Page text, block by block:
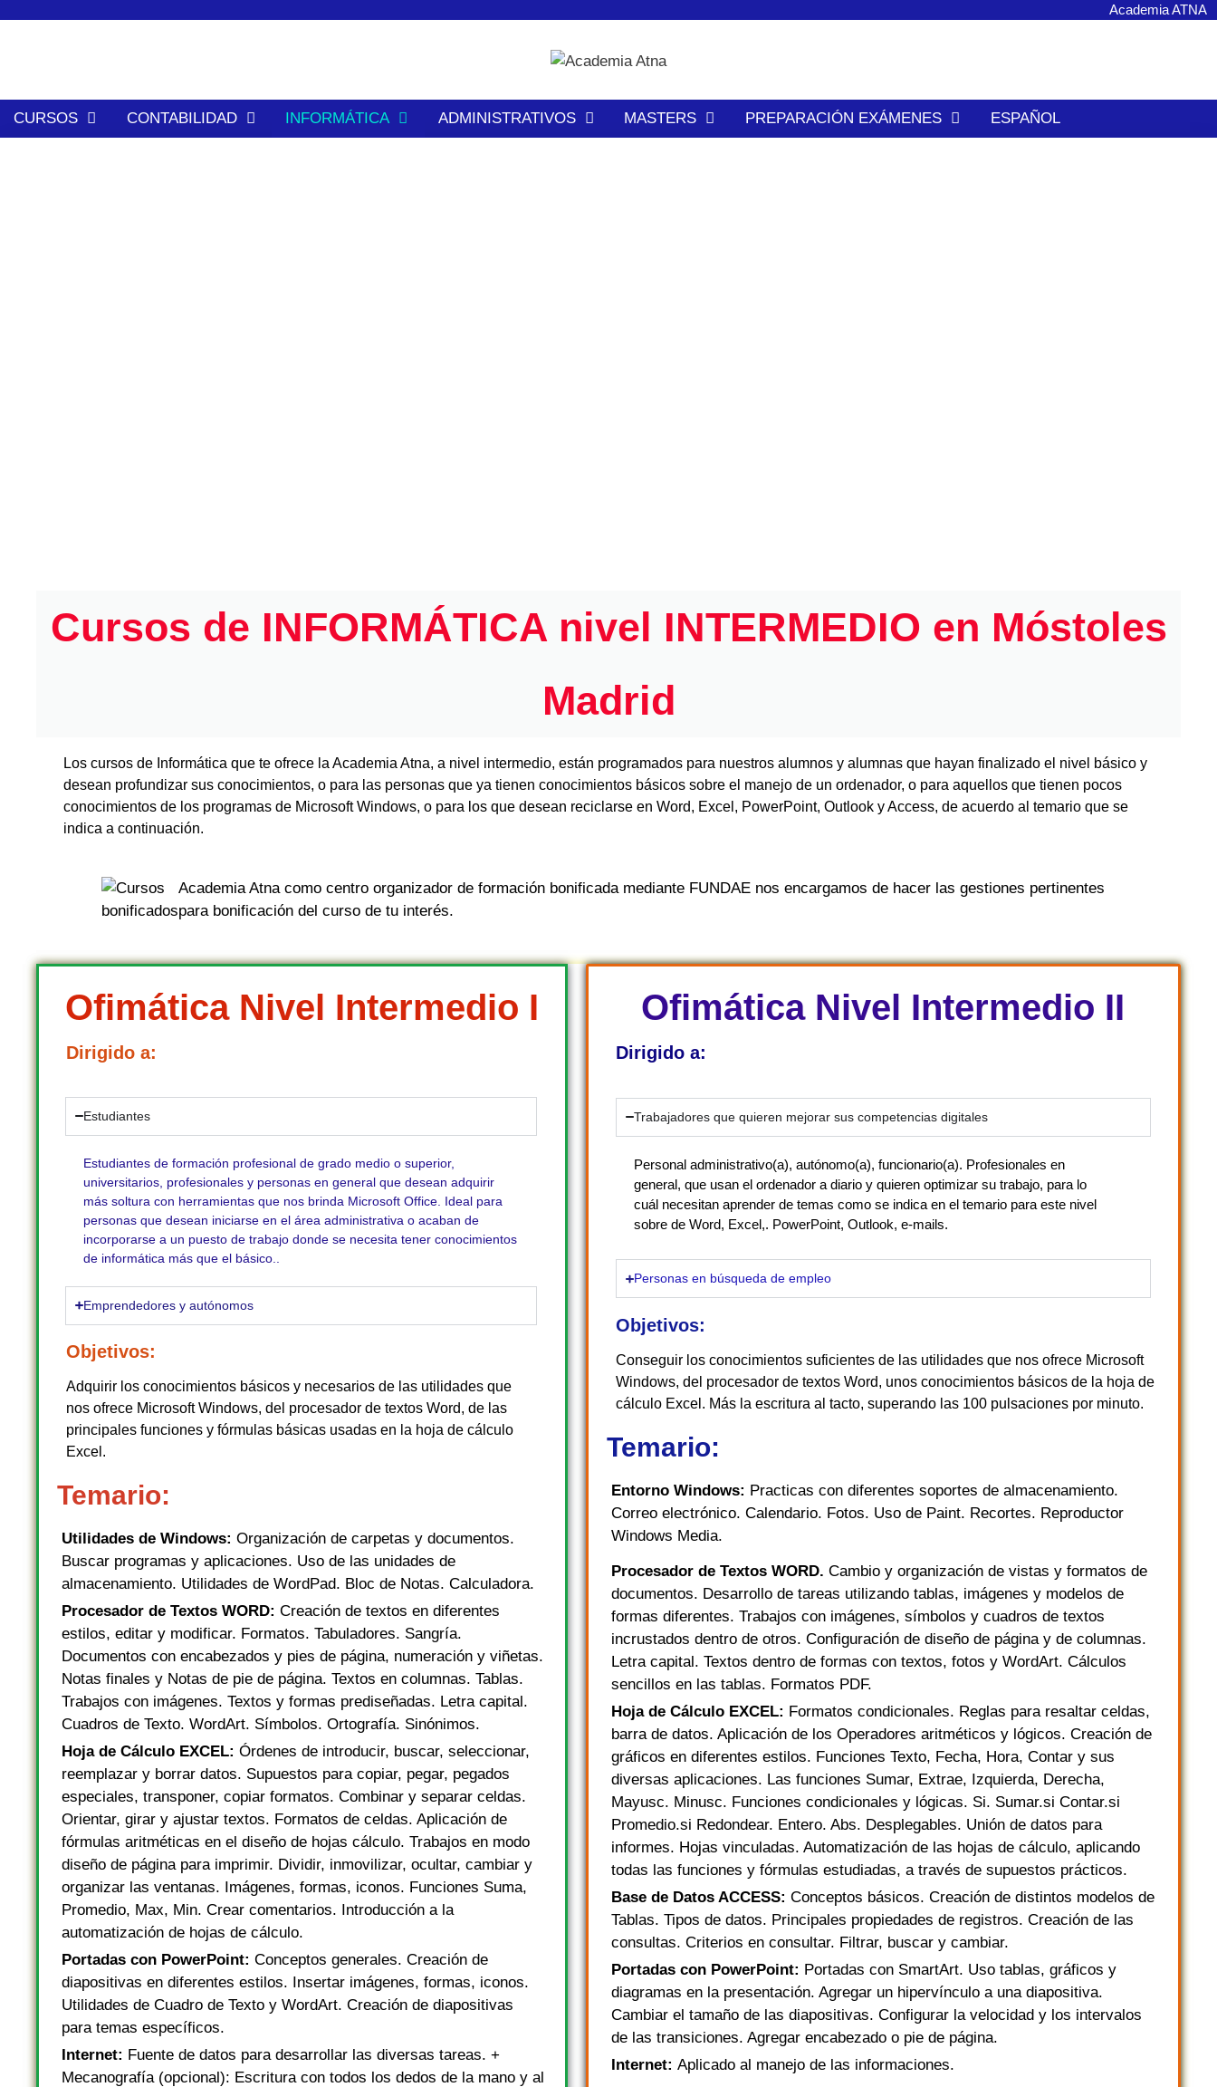
Academia ATNA
CURSOS CONTABILIDAD INFORMÁTICA ADMINISTRATIVOS MASTERS PREPARACIÓN EXÁMENES ESPAÑOL
Cursos de INFORMÁTICA nivel INTERMEDIO en Móstoles
Madrid
Los cursos de Informática que te ofrece la Academia Atna, a nivel intermedio, están programados para nuestros alumnos y alumnas que hayan finalizado el nivel básico y
desean profundizar sus conocimientos, o para las personas que ya tienen conocimientos básicos sobre el manejo de un ordenador, o para aquellos que tienen pocos
conocimientos de los programas de Microsoft Windows, o para los que desean reciclarse en Word, Excel, PowerPoint, Outlook y Access, de acuerdo al temario que se
indica a continuación.
Academia Atna como centro organizador de formación bonificada mediante FUNDAE nos encargamos de hacer las gestiones pertinentes
para bonificación del curso de tu interés.
Ofimática Nivel Intermedio I
Dirigido a:
Estudiantes
Estudiantes de formación profesional de grado medio o superior,
universitarios, profesionales y personas en general que desean adquirir
más soltura con herramientas que nos brinda Microsoft Office. Ideal para
personas que desean iniciarse en el área administrativa o acaban de
incorporarse a un puesto de trabajo donde se necesita tener conocimientos
de informática más que el básico..
Emprendedores y autónomos
Objetivos:
Adquirir los conocimientos básicos y necesarios de las utilidades que
nos ofrece Microsoft Windows, del procesador de textos Word, de las
principales funciones y fórmulas básicas usadas en la hoja de cálculo
Excel.
Temario:
Utilidades de Windows: Organización de carpetas y documentos.
Buscar programas y aplicaciones. Uso de las unidades de
almacenamiento. Utilidades de WordPad. Bloc de Notas. Calculadora.
Procesador de Textos WORD: Creación de textos en diferentes
estilos, editar y modificar. Formatos. Tabuladores. Sangría.
Documentos con encabezados y pies de página, numeración y viñetas.
Notas finales y Notas de pie de página. Textos en columnas. Tablas.
Trabajos con imágenes. Textos y formas prediseñadas. Letra capital.
Cuadros de Texto. WordArt. Símbolos. Ortografía. Sinónimos.
Hoja de Cálculo EXCEL: Órdenes de introducir, buscar, seleccionar,
reemplazar y borrar datos. Supuestos para copiar, pegar, pegados
especiales, transponer, copiar formatos. Combinar y separar celdas.
Orientar, girar y ajustar textos. Formatos de celdas. Aplicación de
fórmulas aritméticas en el diseño de hojas cálculo. Trabajos en modo
diseño de página para imprimir. Dividir, inmovilizar, ocultar, cambiar y
organizar las ventanas. Imágenes, formas, iconos. Funciones Suma,
Promedio, Max, Min. Crear comentarios. Introducción a la
automatización de hojas de cálculo.
Portadas con PowerPoint: Conceptos generales. Creación de
diapositivas en diferentes estilos. Insertar imágenes, formas, iconos.
Utilidades de Cuadro de Texto y WordArt. Creación de diapositivas
para temas específicos.
Internet: Fuente de datos para desarrollar las diversas tareas. +
Mecanografía (opcional): Escritura con todos los dedos de la mano y al
Ofimática Nivel Intermedio II
Dirigido a:
Trabajadores que quieren mejorar sus competencias digitales
Personal administrativo(a), autónomo(a), funcionario(a). Profesionales en
general, que usan el ordenador a diario y quieren optimizar su trabajo, para lo
cuál necesitan aprender de temas como se indica en el temario para este nivel
sobre de Word, Excel,. PowerPoint, Outlook, e-mails.
Personas en búsqueda de empleo
Objetivos:
Conseguir los conocimientos suficientes de las utilidades que nos ofrece Microsoft
Windows, del procesador de textos Word, unos conocimientos básicos de la hoja de
cálculo Excel. Más la escritura al tacto, superando las 100 pulsaciones por minuto.
Temario:
Entorno Windows: Practicas con diferentes soportes de almacenamiento.
Correo electrónico. Calendario. Fotos. Uso de Paint. Recortes. Reproductor
Windows Media.
Procesador de Textos WORD. Cambio y organización de vistas y formatos de
documentos. Desarrollo de tareas utilizando tablas, imágenes y modelos de
formas diferentes. Trabajos con imágenes, símbolos y cuadros de textos
incrustados dentro de otros. Configuración de diseño de página y de columnas.
Letra capital. Textos dentro de formas con textos, fotos y WordArt. Cálculos
sencillos en las tablas. Formatos PDF.
Hoja de Cálculo EXCEL: Formatos condicionales. Reglas para resaltar celdas,
barra de datos. Aplicación de los Operadores aritméticos y lógicos. Creación de
gráficos en diferentes estilos. Funciones Texto, Fecha, Hora, Contar y sus
diversas aplicaciones. Las funciones Sumar, Extrae, Izquierda, Derecha,
Mayusc. Minusc. Funciones condicionales y lógicas. Si. Sumar.si Contar.si
Promedio.si Redondear. Entero. Abs. Desplegables. Unión de datos para
informes. Hojas vinculadas. Automatización de las hojas de cálculo, aplicando
todas las funciones y fórmulas estudiadas, a través de supuestos prácticos.
Base de Datos ACCESS: Conceptos básicos. Creación de distintos modelos de
Tablas. Tipos de datos. Principales propiedades de registros. Creación de las
consultas. Criterios en consultar. Filtrar, buscar y cambiar.
Portadas con PowerPoint: Portadas con SmartArt. Uso tablas, gráficos y
diagramas en la presentación. Agregar un hipervínculo a una diapositiva.
Cambiar el tamaño de las diapositivas. Configurar la velocidad y los intervalos
de las transiciones. Agregar encabezado o pie de página.
Internet: Aplicado al manejo de las informaciones.